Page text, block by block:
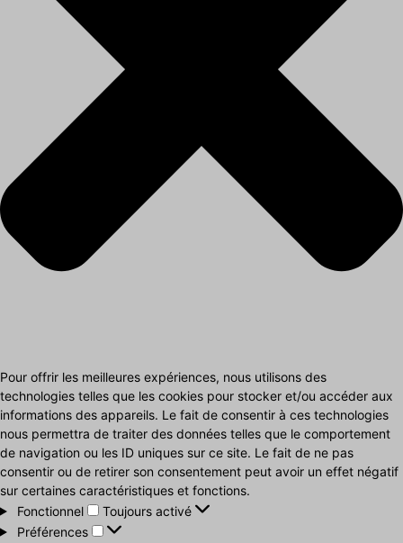
Pour offrir les meilleures expériences, nous utilisons des
technologies telles que les cookies pour stocker et/ou accéder aux
informations des appareils. Le fait de consentir à ces technologies
nous permettra de traiter des données telles que le comportement
de navigation ou les ID uniques sur ce site. Le fait de ne pas
consentir ou de retirer son consentement peut avoir un effet négatif
sur certaines caractéristiques et fonctions.
Fonctionnel
Fonctionnel
Toujours activé
Préférences
Préférences